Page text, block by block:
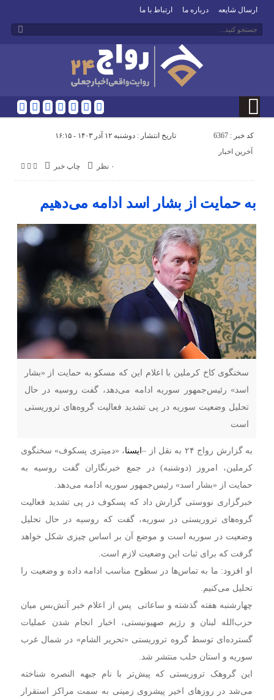
ارسال شایعه درباره ما ارتباط با ما
کد خبر : 6367 تاریخ انتشار : دوشنبه ۱۲ آذر ۱۴۰۳ - ۱۶:۱۵
چاپ خبر ۰ نظر
آخرین اخبار
به حمایت از بشار اسد ادامه می‌دهیم
سخنگوی کاخ کرملین با اعلام این که مسکو به حمایت از «بشار
اسد» رئیس‌‎جمهور سوریه ادامه می‌دهد، گفت روسیه در حال
تحلیل وضعیت سوریه در پی تشدید فعالیت گروه‌های تروریستی
است
به گزارش رواج ۲۴ به نقل از – ایسنا، «دمیتری پسکوف» سخنگوی
کرملین، امروز (دوشنبه) در جمع خبرنگاران گفت روسیه به
حمایت از «بشار اسد» رئیس‌جمهور سوریه ادامه می‌دهد.
خبرگزاری نووستی گزارش داد که پسکوف در پی تشدید فعالیت
گروه‌های تروریستی در سوریه، گفت که روسیه در حال تحلیل
وضعیت در سوریه است و موضع آن بر اساس چیزی شکل خواهد
گرفت که برای ثبات این وضعیت لازم است.
او افزود: ما به تماس‌ها در سطوح مناسب ادامه داده و وضعیت را
تحلیل می‌کنیم.
چهارشنبه هفته گذشته و ساعاتی پس از اعلام خبر آتش‌بس میان
حزب‌الله لبنان و رژیم صهیونیستی، اخبار انجام شدن عملیات
گسترده‌ای توسط گروه تروریستی «تحریر الشام» در شمال غرب
سوریه و استان حلب منتشر شد.
این گروهک تروریستی که پیش‌تر با نام جبهه النصره شناخته
می‌شد در روزهای اخیر پیشروی زمینی به سمت مراکز استقرار